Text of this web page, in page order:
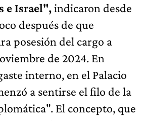
e Israel",indicaron desde
después de que
posesión del cargo a
de 2024. En
interno, en el Palacio
a sentirse el filo de la
El concepto, que